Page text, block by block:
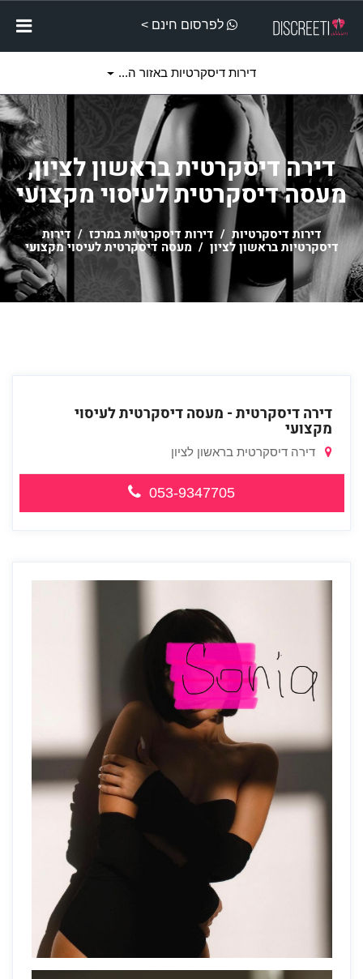
לפרסום חינם >
דירות דיסקרטיות באזור ה...
דירה דיסקרטית בראשון לציון,
מעסה דיסקרטית לעיסוי מקצועי
דירות דיסקרטיות / דירות דיסקרטיות במרכז/ דירות
דיסקרטיות בראשון לציון / מעסה דיסקרטית לעיסוי מקצועי
דירה דיסקרטית - מעסה דיסקרטית לעיסוי
מקצועי
דירה דיסקרטית בראשון לציון
053-9347705